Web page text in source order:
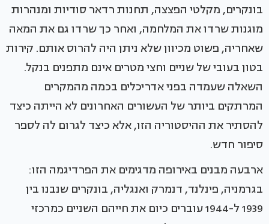
בונקרים, מקלטי הפצצה, תחנות רדאר סודיות ומנהרות
מוגנות שרדו את המלחמה, ואחר כך שרדו גם את המאה
שאחריה, פשוט מכיוון שלא ניתן היה להרוס אותם. קירות
בטון בעובי של שניים וחצי מטרים אינם מתפנים בנקל.
השאלה שעמדה בפני אדריכלים בכמה מהמקרים
המרתקים ביותר של העשורים האחרונים לא הייתה כיצד
להסתיר את ההיסטוריה הזו, אלא כיצד לגרום לה לספר
סיפור חדש.
ארבעה מבנים באירופה מדגימים את הפרדיגמה הזו:
בגרמניה, פינלנד, דנמרק ואנגליה, בונקרים שנבנו בין
1939 ל-1944 עוברים כיום את חייהם השניים כמרכזי